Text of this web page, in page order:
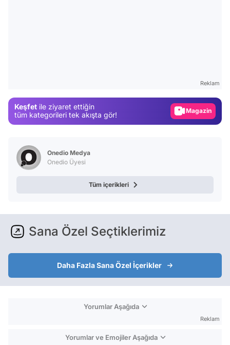
Reklam
Keşfet ile ziyaret ettiğin
tüm kategorileri tek akışta gör!
Magazin
Onedio Medya
Onedio Üyesi
Tüm içerikleri
Sana Özel Seçtiklerimiz
Daha Fazla Sana Özel İçerikler
Yorumlar Aşağıda
Reklam
Yorumlar ve Emojiler Aşağıda